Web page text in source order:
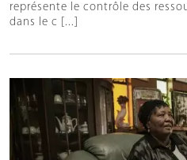
représente le contrôle des
dans le c [...]